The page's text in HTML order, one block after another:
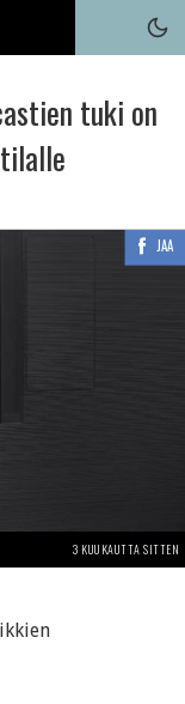
tuki on
JAA
3 KUUKAUTTA SITTEN